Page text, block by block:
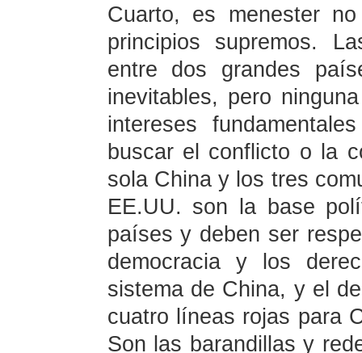
Cuarto, es menester
principios supremos.
entre dos grandes
inevitables, pero
intereses
buscar el conflicto o la
sola China y los tres
EE.UU. son la base
países y deben ser
democracia y los
sistema de China, y el
cuatro líneas rojas para
Son las barandillas y